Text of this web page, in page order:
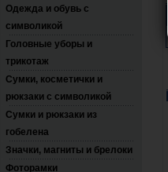
Одежда и обувь с
символикой
Головные уборы и
трикотаж
Сумки, косметички и
рюкзаки с символикой
Сумки и рюкзаки из
гобелена
Значки, магниты и брелоки
Фоторамки